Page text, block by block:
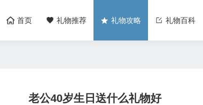
首页 礼物推荐 礼物攻略 礼物百科
老公40岁生日送什么礼物好